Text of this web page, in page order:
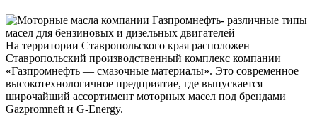
На территории Ставропольского края расположен
Ставропольский производственный комплекс компании
«Газпромнефть — смазочные материалы». Это современное
высокотехнологичное предприятие, где выпускается
широчайший ассортимент моторных масел под брендами
Gazpromneft и G-Energy.